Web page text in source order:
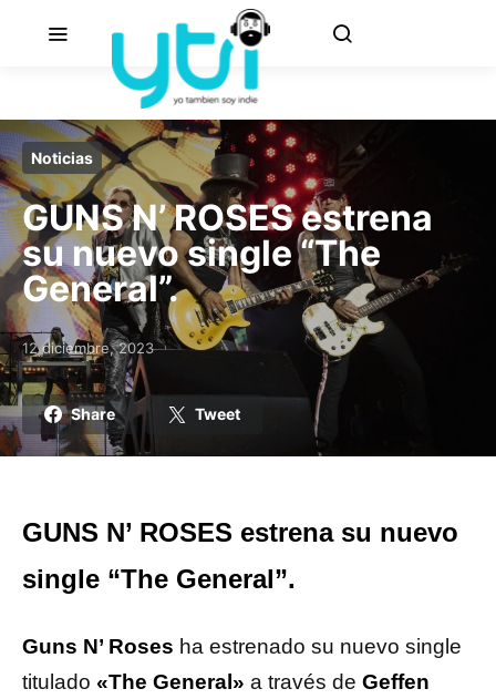
Noticias
GUNS N’ ROSES estrena
su nuevo single “The
General”.
Posted on
12 diciembre, 2023
Share Tweet
GUNS N’ ROSES estrena su nuevo
single “The General”.
Guns N’ Roses ha estrenado su nuevo single
titulado «The General» a través de Geffen